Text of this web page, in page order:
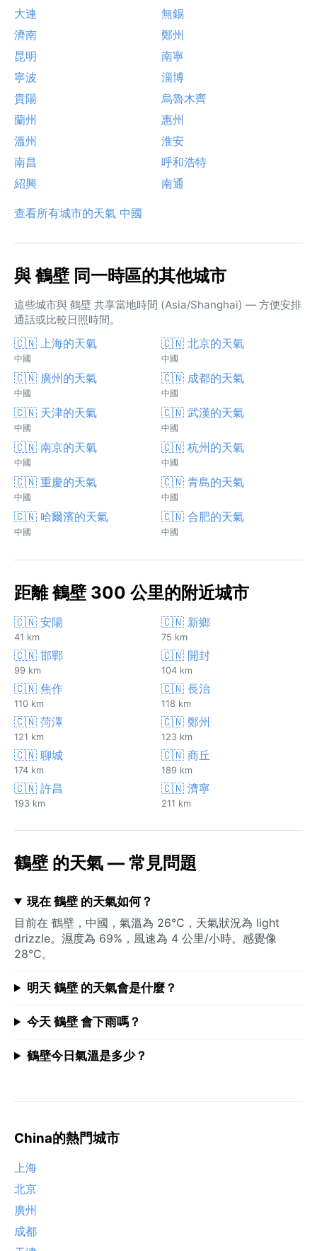
大連
無錫
濟南
鄭州
昆明
南寧
寧波
淄博
貴陽
烏魯木齊
蘭州
惠州
溫州
淮安
南昌
呼和浩特
紹興
南通
查看所有城市的天氣 中國
與 鶴壁 同一時區的其他城市
這些城市與 鶴壁 共享當地時間 (Asia/Shanghai) — 方便安排
通話或比較日照時間。
🇨🇳 上海的天氣
中國
🇨🇳 北京的天氣
中國
🇨🇳 廣州的天氣
中國
🇨🇳 成都的天氣
中國
🇨🇳 天津的天氣
中國
🇨🇳 武漢的天氣
中國
🇨🇳 南京的天氣
中國
🇨🇳 杭州的天氣
中國
🇨🇳 重慶的天氣
中國
🇨🇳 青島的天氣
中國
🇨🇳 哈爾濱的天氣
中國
🇨🇳 合肥的天氣
中國
距離 鶴壁 300 公里的附近城市
🇨🇳 安陽
41 km
🇨🇳 新鄉
75 km
🇨🇳 邯鄲
99 km
🇨🇳 開封
104 km
🇨🇳 焦作
110 km
🇨🇳 長治
118 km
🇨🇳 菏澤
121 km
🇨🇳 鄭州
123 km
🇨🇳 聊城
174 km
🇨🇳 商丘
189 km
🇨🇳 許昌
193 km
🇨🇳 濟寧
211 km
鶴壁 的天氣 — 常見問題
現在 鶴壁 的天氣如何？
目前在 鶴壁，中國，氣溫為 26°C，天氣狀況為 light
drizzle。濕度為 69%，風速為 4 公里/小時。感覺像
28°C。
明天 鶴壁 的天氣會是什麼？
今天 鶴壁 會下雨嗎？
鶴壁今日氣溫是多少？
China的熱門城市
上海
北京
廣州
成都